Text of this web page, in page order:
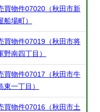
買物件07020（秋田市新
船場町）
買物件07019（秋田市将
野南四丁目）
買物件07017（秋田市牛
東一丁目）
買物件07016（秋田市土